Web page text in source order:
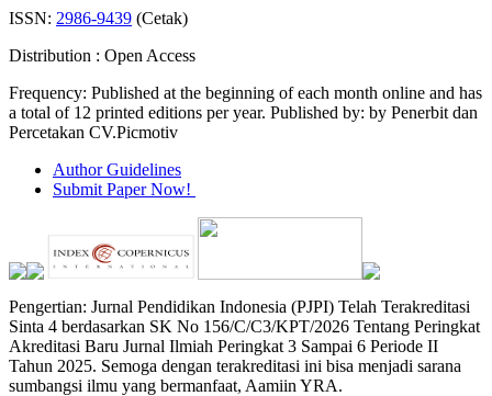
ISSN: 2986-9439 (Cetak)
Distribution : Open Access
Frequency: Published at the beginning of each month online and has
a total of 12 printed editions per year. Published by: by Penerbit dan
Percetakan CV.Picmotiv
Author Guidelines
Submit Paper Now!
Pengertian: Jurnal Pendidikan Indonesia (PJPI) Telah Terakreditasi
Sinta 4 berdasarkan SK No 156/C/C3/KPT/2026 Tentang Peringkat
Akreditasi Baru Jurnal Ilmiah Peringkat 3 Sampai 6 Periode II
Tahun 2025. Semoga dengan terakreditasi ini bisa menjadi sarana
sumbangsi ilmu yang bermanfaat, Aamiin YRA.